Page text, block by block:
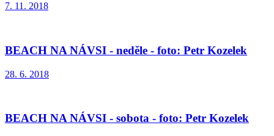
7. 11. 2018
BEACH NA NÁVSI - neděle - foto: Petr Kozelek
28. 6. 2018
BEACH NA NÁVSI - sobota - foto: Petr Kozelek